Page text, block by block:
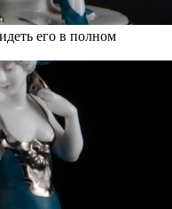
его в полном